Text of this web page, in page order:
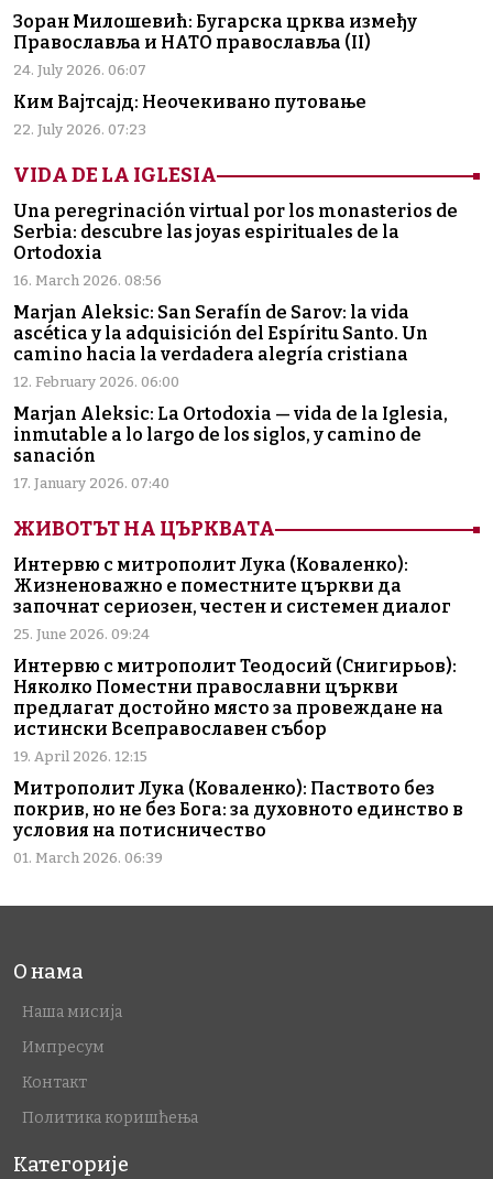
Зоран Милошевић: Бугарска црква између
Православља и НАТО православља (II)
24. July 2026. 06:07
Ким Вајтсајд: Неочекивано путовање
22. July 2026. 07:23
VIDA DE LA IGLESIA
Una peregrinación virtual por los monasterios de
Serbia: descubre las joyas espirituales de la
Ortodoxia
16. March 2026. 08:56
Marjan Aleksic: San Serafín de Sarov: la vida
ascética y la adquisición del Espíritu Santo. Un
camino hacia la verdadera alegría cristiana
12. February 2026. 06:00
Marjan Aleksic: La Ortodoxia — vida de la Iglesia,
inmutable a lo largo de los siglos, y camino de
sanación
17. January 2026. 07:40
ЖИВОТЪТ НА ЦЪРКВАТА
Интервю с митрополит Лука (Коваленко):
Жизненоважно е поместните църкви да
започнат сериозен, честен и системен диалог
25. June 2026. 09:24
Интервю с митрополит Теодосий (Снигирьов):
Няколко Поместни православни църкви
предлагат достойно място за провеждане на
истински Всеправославен събор
19. April 2026. 12:15
Митрополит Лука (Коваленко): Паството без
покрив, но не без Бога: за духовното единство в
условия на потисничество
01. March 2026. 06:39
О нама
Наша мисија
Импресум
Контакт
Политика коришћења
Категорије